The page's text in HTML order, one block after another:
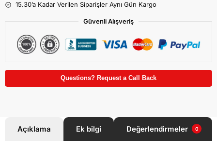
15.30’a Kadar Verilen Siparişler Aynı Gün Kargo
Güvenli Alışveriş
Questions? Request a Call Back
Açıklama Ek bilgi Değerlendirmeler 0